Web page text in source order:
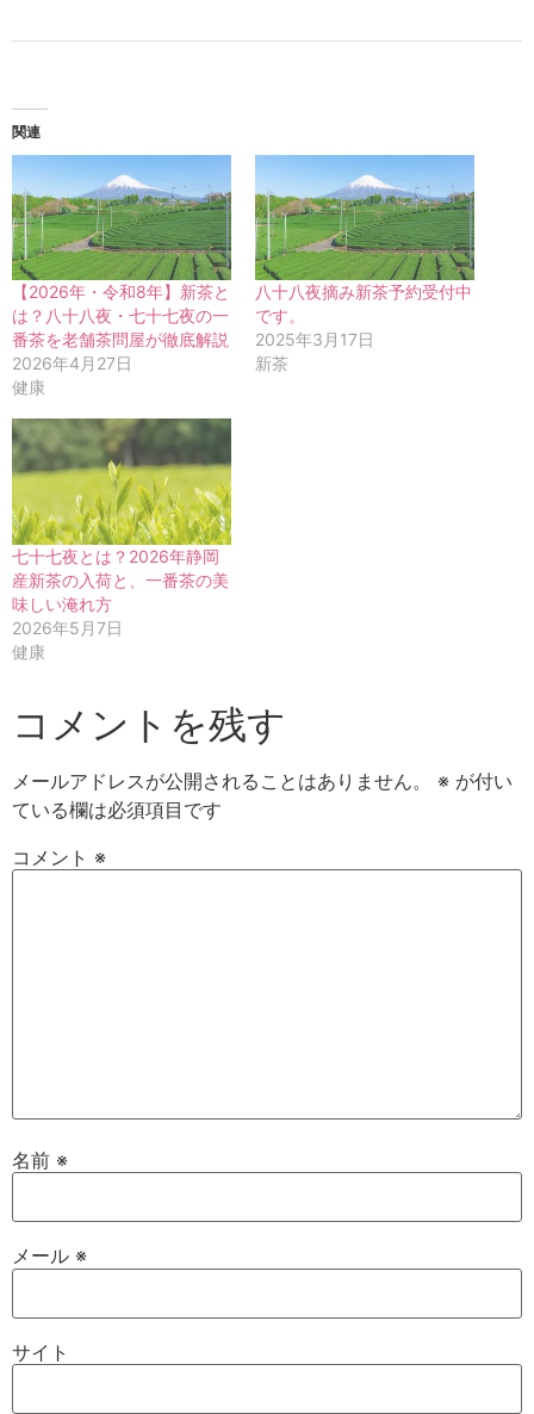
関連
【2026年・令和8年】新茶と
は？八十八夜・七十七夜の一
番茶を老舗茶問屋が徹底解説
2026年4月27日
健康
八十八夜摘み新茶予約受付中
です。
2025年3月17日
新茶
七十七夜とは？2026年静岡
産新茶の入荷と、一番茶の美
味しい淹れ方
2026年5月7日
健康
コメントを残す
メールアドレスが公開されることはありません。 ※ が付い
ている欄は必須項目です
コメント ※
名前 ※
メール ※
サイト